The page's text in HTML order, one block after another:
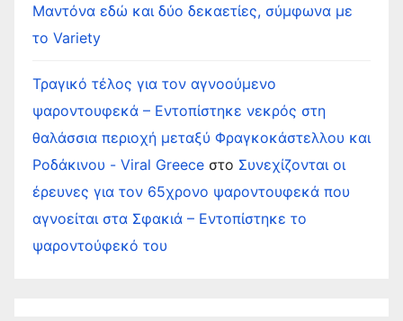
Μαντόνα εδώ και δύο δεκαετίες, σύμφωνα με
το Variety
Τραγικό τέλος για τον αγνοούμενο
ψαροντουφεκά – Εντοπίστηκε νεκρός στη
θαλάσσια περιοχή μεταξύ Φραγκοκάστελλου και
Ροδάκινου - Viral Greece στο Συνεχίζονται οι
έρευνες για τον 65χρονο ψαροντουφεκά που
αγνοείται στα Σφακιά – Εντοπίστηκε το
ψαροντούφεκό του